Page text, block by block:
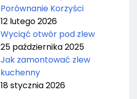
Porównanie Korzyści
12 lutego 2026
Wyciąć otwór pod zlew
25 października 2025
Jak zamontować zlew
kuchenny
18 stycznia 2026